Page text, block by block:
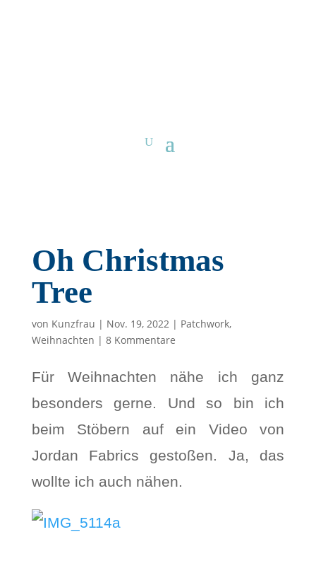
Oh Christmas
Tree
von Kunzfrau | Nov. 19, 2022| Patchwork,
Weihnachten | 8 Kommentare
Für Weihnachten nähe ich ganz
besonders gerne. Und so bin ich
beim Stöbern auf ein Video von
Jordan Fabrics gestoßen. Ja, das
wollte ich auch nähen.